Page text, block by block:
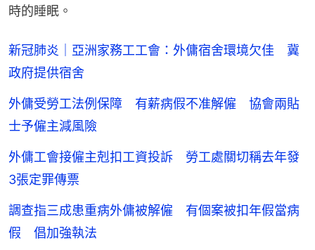
時的睡眠。
新冠肺炎｜亞洲家務工工會：外傭宿舍環境欠佳 冀
政府提供宿舍
外傭受勞工法例保障 有薪病假不准解僱 協會兩貼
士予僱主減風險
外傭工會接僱主剋扣工資投訴 勞工處關切稱去年發
3張定罪傳票
調查指三成患重病外傭被解僱 有個案被扣年假當病
假 倡加強執法